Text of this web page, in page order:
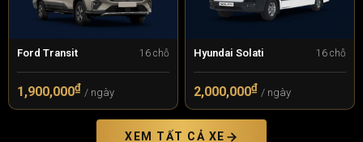
Ford Transit 16 chỗ
1,900,000₫ / ngày
Hyundai Solati 16 chỗ
2,000,000₫ / ngày
XEM TẤT CẢ XE